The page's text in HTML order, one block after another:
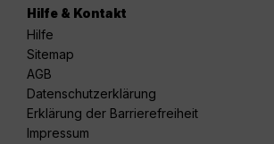
Hilfe & Kontakt
Hilfe
Sitemap
AGB
Datenschutzerklärung
Erklärung der Barrierefreiheit
Impressum